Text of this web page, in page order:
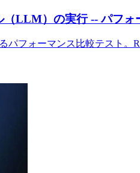
LLM）の実行 -- パフォ
フォーマンス比較テスト